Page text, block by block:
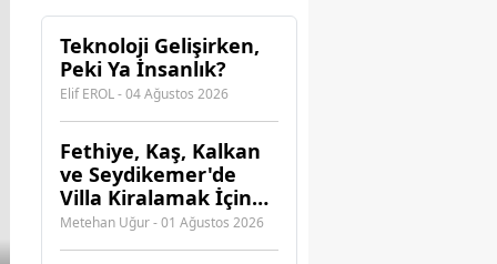
Teknoloji Gelişirken,
Peki Ya İnsanlık?
Elif EROL - 04 Ağustos 2026
Fethiye, Kaş, Kalkan
ve Seydikemer'de
Villa Kiralamak İçin
Hangi Acenteye
Güvenebilirsiniz?
Metehan Uğur - 01 Ağustos 2026